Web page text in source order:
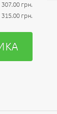
307.00 грн.
315.00 грн.